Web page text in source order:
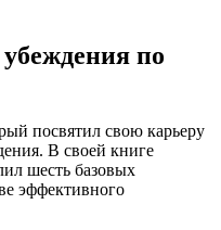
по
посвятил свою карьеру
В своей книге
шесть базовых
эффективного